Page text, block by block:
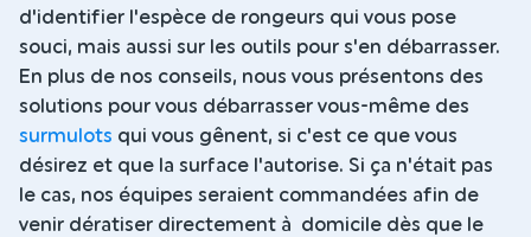
d'identifier l'espèce de rongeurs qui vous pose
souci, mais aussi sur les outils pour s'en débarrasser.
En plus de nos conseils, nous vous présentons des
solutions pour vous débarrasser vous-même des
surmulots qui vous gênent, si c'est ce que vous
désirez et que la surface l'autorise. Si ça n'était pas
le cas, nos équipes seraient commandées afin de
venir dératiser directement à domicile dès que le